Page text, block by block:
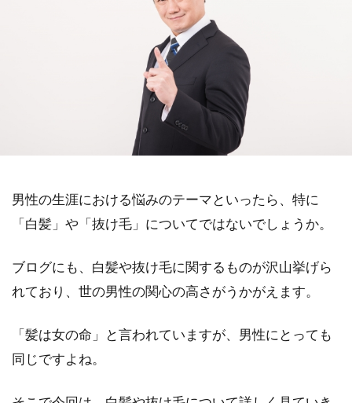
男性の生涯における悩みのテーマといったら、特に
「白髪」や「抜け毛」についてではないでしょうか。
ブログにも、白髪や抜け毛に関するものが沢山挙げら
れており、世の男性の関心の高さがうかがえます。
「髪は女の命」と言われていますが、男性にとっても
同じですよね。